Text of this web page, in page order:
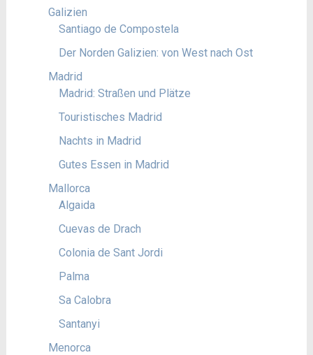
Galizien
Santiago de Compostela
Der Norden Galizien: von West nach Ost
Madrid
Madrid: Straßen und Plätze
Touristisches Madrid
Nachts in Madrid
Gutes Essen in Madrid
Mallorca
Algaida
Cuevas de Drach
Colonia de Sant Jordi
Palma
Sa Calobra
Santanyi
Menorca